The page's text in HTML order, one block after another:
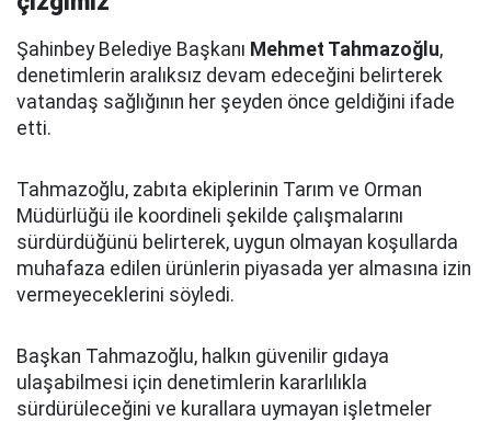
Şahinbey Belediye Başkanı Mehmet Tahmazoğlu,
denetimlerin aralıksız devam edeceğini belirterek
vatandaş sağlığının her şeyden önce geldiğini ifade
etti.
Tahmazoğlu, zabıta ekiplerinin Tarım ve Orman
Müdürlüğü ile koordineli şekilde çalışmalarını
sürdürdüğünü belirterek, uygun olmayan koşullarda
muhafaza edilen ürünlerin piyasada yer almasına izin
vermeyeceklerini söyledi.
Başkan Tahmazoğlu, halkın güvenilir gıdaya
ulaşabilmesi için denetimlerin kararlılıkla
sürdürüleceğini ve kurallara uymayan işletmeler